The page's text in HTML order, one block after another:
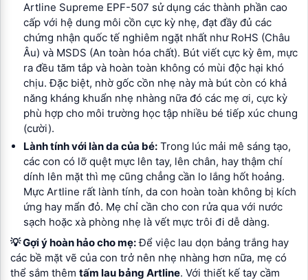
Artline Supreme EPF-507 sử dụng các thành phần cao
cấp với hệ dung môi cồn cực kỳ nhẹ, đạt đầy đủ các
chứng nhận quốc tế nghiêm ngặt nhất như RoHS (Châu
Âu) và MSDS (An toàn hóa chất). Bút viết cực kỳ êm, mực
ra đều tăm tắp và hoàn toàn không có mùi độc hại khó
chịu. Đặc biệt, nhờ gốc cồn nhẹ này mà bút còn có khả
năng kháng khuẩn nhẹ nhàng nữa đó các mẹ ơi, cực kỳ
phù hợp cho môi trường học tập nhiều bé tiếp xúc chung
(cười).
Lành tính với làn da của bé:Trong lúc mải mê sáng tạo,
các con có lỡ quệt mực lên tay, lên chân, hay thậm chí
dính lên mặt thì mẹ cũng chẳng cần lo lắng hốt hoảng.
Mực Artline rất lành tính, da con hoàn toàn không bị kích
ứng hay mẩn đỏ. Mẹ chỉ cần cho con rửa qua với nước
sạch hoặc xà phòng nhẹ là vết mực trôi đi dễ dàng.
💡 Gợi ý hoàn hảo cho mẹ:Để việc lau dọn bảng trắng hay
các bề mặt vẽ của con trở nên nhẹ nhàng hơn nữa, mẹ có
thể sắm thêm tấm lau bảng Artline. Với thiết kế tay cầm